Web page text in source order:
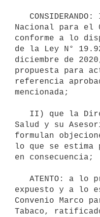
Nacional para el
conforme a lo
de la Ley N°
diciembre de
propuesta para
referencia
mencionada;
Salud y su
formulan
lo que se estima
en consecuencia;
expuesto y a lo
Convenio Marco
Tabaco,